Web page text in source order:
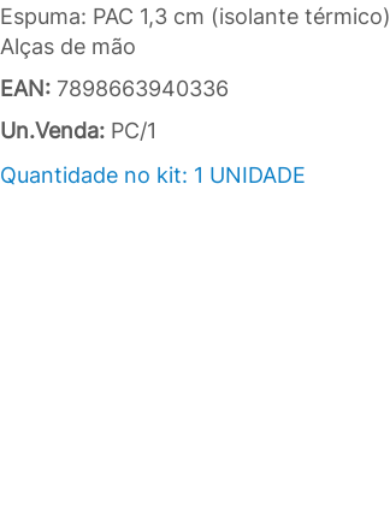
Espuma: PAC 1,3 cm (isolante térmico)
Alças de mão
EAN: 7898663940336
Un.Venda: PC/1
Quantidade no kit: 1 UNIDADE